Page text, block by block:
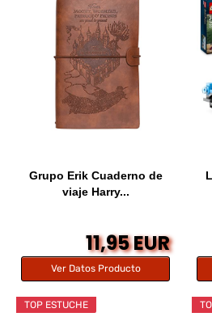
Grupo Erik Cuaderno de
viaje Harry...
11,95 EUR
Ver Datos Producto
TOP ESTUCHE